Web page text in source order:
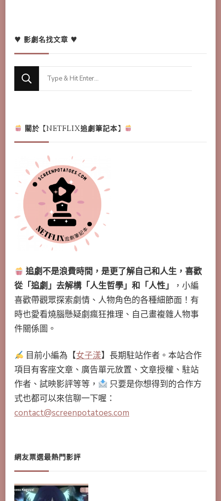
♥ 影劇名找文章 ♥
Looking
關於【NETFLIX追劇筆記本】
追劇不是浪費時間，是更了解自己和人生，喜歡
從「追劇」去解構「人生哲學」和「人性」
，小編
喜歡帶觀眾探索劇情、人物角色的各種細節面！有
時也愛看燒腦懸疑劇瘋狂推理、自己畫複雜人物事
件關係圖。
目前小編為【女子漾】長期駐站作者。本站合作
項目有客座文章、廣告單元放置、文章授權、駐站
作者、試映影評等等，
只要是你想得到的合作方
式也都可以來信聊一下喔：
contact@screenpotatoes.com
網友票選最熱門影評